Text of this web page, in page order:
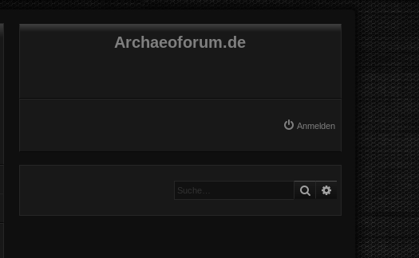
Archaeoforum.de
Anmelden
Suche Erweiterte Suche